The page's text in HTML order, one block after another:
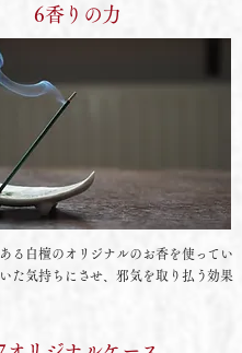
6香りの力
る白檀のオリジナルのお香を使ってい
た気持ちにさせ、邪気を取り払う効果